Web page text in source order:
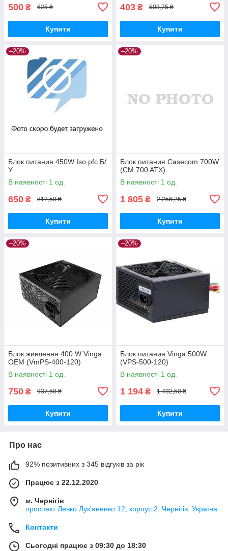
500 ₴ 625 ₴
Купити
403 ₴ 503,75 ₴
Купити
–20%
Блок питания 450W Iso pfc Б/
У
В наявності 1 од.
650 ₴ 812,50 ₴
Купити
–20%
Блок питания Casecom 700W
(CM 700 ATX)
В наявності 1 од.
1 805 ₴ 2 256,25 ₴
Купити
–20%
Блок живлення 400 W Vinga
ОЕМ (VmPS-400-120)
В наявності 1 од.
750 ₴ 937,50 ₴
Купити
–20%
Блок питания Vinga 500W
(VPS-500-120)
В наявності 1 од.
1 194 ₴ 1 492,50 ₴
Купити
Про нас
92% позитивних з 345 відгуків за рік
Працює з 22.12.2020
м. Чернігів
проспект Левко Лук'яненко 12, корпус 2, Чернігів, Україна
Контакти
Сьогодні працює з 09:30 до 18:30